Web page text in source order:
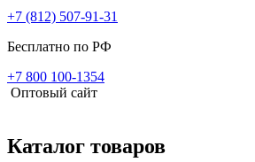
+7 (812) 507-91-31
Бесплатно по РФ
+7 800 100-1354
Оптовый сайт
Каталог товаров